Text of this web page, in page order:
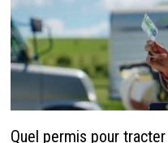
Quel permis pour